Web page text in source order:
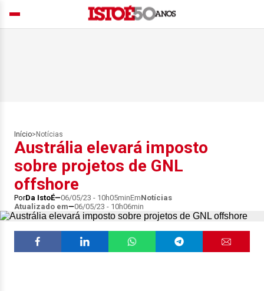
Início> Notícias
Austrália elevará imposto
sobre projetos de GNL
offshore
PorDa IstoÉ 06/05/23 - 10h05minEmNotícias
Atualizado em
06/05/23 - 10h06min